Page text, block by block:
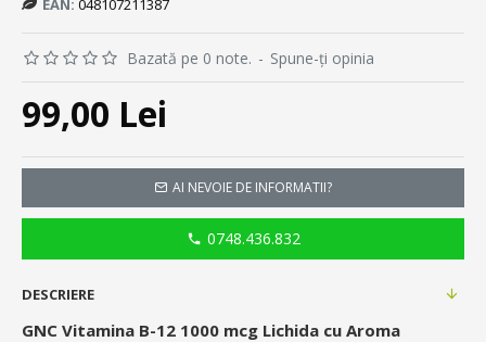
EAN: 048107211387
Bazată pe 0 note. - Spune-ţi opinia
99,00 Lei
AI NEVOIE DE INFORMATII?
0748.436.832
DESCRIERE
GNC Vitamina B-12 1000 mcg Lichida cu Aroma